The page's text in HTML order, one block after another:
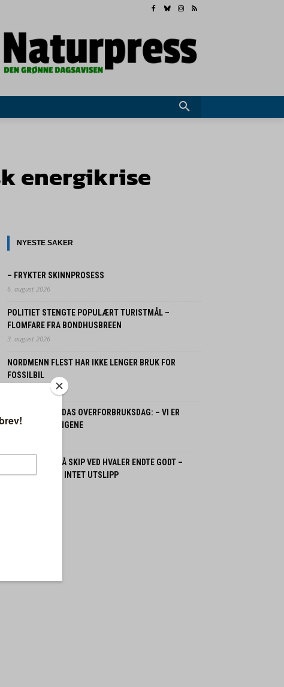
energikrise
NYESTE SAKER
– FRYKTER SKINNPROSESS
6. august 2026
POLITIET STENGTE POPULÆRT TURISTMÅL –
FLOMFARE FRA BONDHUSBREEN
3. august 2026
NORDMENN FLEST HAR IKKE LENGER BRUK FOR
FOSSILBIL
NORGE OG JORDAS OVERFORBRUKSDAG: – VI ER
BLANT VERSTINGENE
EKSPLOSJON PÅ SKIP VED HVALER ENDTE GODT –
INGEN SKADDE, INTET UTSLIPP